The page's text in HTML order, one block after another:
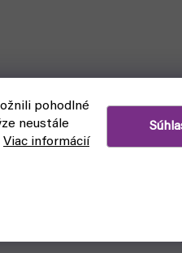
pohodlné
neustále
Viac informácií